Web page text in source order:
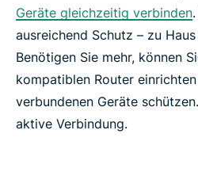
Geräte gleichzeitig verbinden
ausreichend Schutz – zu
Benötigen Sie mehr, können
kompatiblen Router
verbundenen Geräte
aktive Verbindung.